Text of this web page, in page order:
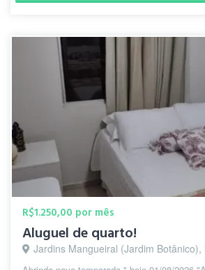
R$1.250,00 por mês
Aluguel de quarto!
Jardins Mangueiral (Jardim Botânico),